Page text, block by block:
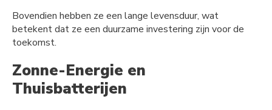
Bovendien hebben ze een lange levensduur, wat
betekent dat ze een duurzame investering zijn voor de
toekomst.
Zonne-Energie en
Thuisbatterijen